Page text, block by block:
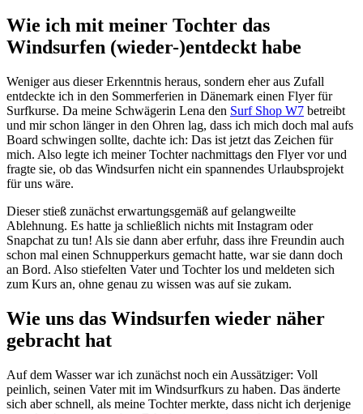
Wie ich mit meiner Tochter das
Windsurfen (wieder-)entdeckt habe
Weniger aus dieser Erkenntnis heraus, sondern eher aus Zufall
entdeckte ich in den Sommerferien in Dänemark einen Flyer für
Surfkurse. Da meine Schwägerin Lena den Surf Shop W7 betreibt
und mir schon länger in den Ohren lag, dass ich mich doch mal aufs
Board schwingen sollte, dachte ich: Das ist jetzt das Zeichen für
mich. Also legte ich meiner Tochter nachmittags den Flyer vor und
fragte sie, ob das Windsurfen nicht ein spannendes Urlaubsprojekt
für uns wäre.
Dieser stieß zunächst erwartungsgemäß auf gelangweilte
Ablehnung. Es hatte ja schließlich nichts mit Instagram oder
Snapchat zu tun! Als sie dann aber erfuhr, dass ihre Freundin auch
schon mal einen Schnupperkurs gemacht hatte, war sie dann doch
an Bord. Also stiefelten Vater und Tochter los und meldeten sich
zum Kurs an, ohne genau zu wissen was auf sie zukam.
Wie uns das Windsurfen wieder näher
gebracht hat
Auf dem Wasser war ich zunächst noch ein Aussätziger: Voll
peinlich, seinen Vater mit im Windsurfkurs zu haben. Das änderte
sich aber schnell, als meine Tochter merkte, dass nicht ich derjenige